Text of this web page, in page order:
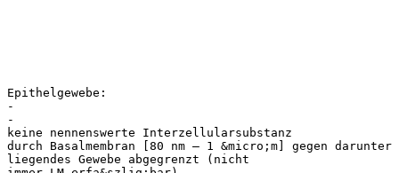
Epithelgewebe:
-
-
keine nennenswerte Interzellularsubstanz
durch Basalmembran [80 nm – 1 &micro;m] gegen darunter
liegendes Gewebe abgegrenzt (nicht